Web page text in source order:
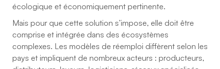
écologique et économiquement pertinente.
Mais pour que cette solution s’impose, elle doit être
comprise et intégrée dans des écosystèmes
complexes. Les modèles de réemploi diffèrent selon les
pays et impliquent de nombreux acteurs : producteurs,